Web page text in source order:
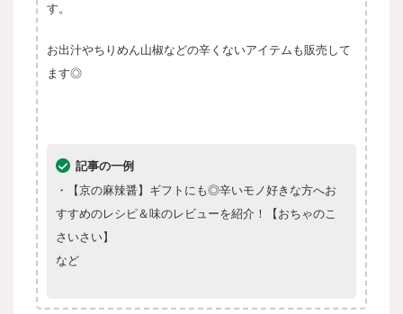
す。
お出汁やちりめん山椒などの辛くないアイテムも販売して
ます◎
記事の一例
・【京の麻辣醤】ギフトにも◎辛いモノ好きな方へお
すすめのレシピ＆味のレビューを紹介！【おちゃのこ
さいさい】
など